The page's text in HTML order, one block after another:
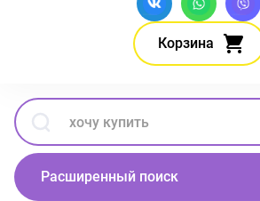
Корзина
Расширенный поиск